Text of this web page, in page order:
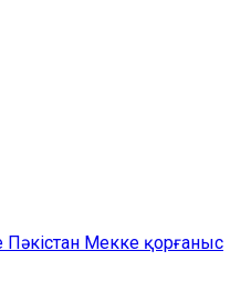
Мекке қорғаныс